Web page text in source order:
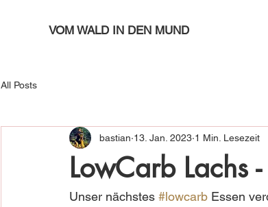
VOM WALD IN DEN MUND
All Posts
LowCarb Lachs
bastian 13. Jan. 2023 1 Min. Lesezeit
Unser nächstes #lowcarb Essen